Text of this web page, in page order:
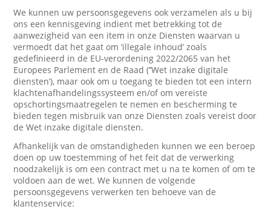
We kunnen uw persoonsgegevens ook verzamelen als u bij
ons een kennisgeving indient met betrekking tot de
aanwezigheid van een item in onze Diensten waarvan u
vermoedt dat het gaat om ‘illegale inhoud’ zoals
gedefinieerd in de EU-verordening 2022/2065 van het
Europees Parlement en de Raad (‘’Wet inzake digitale
diensten’), maar ook om u toegang te bieden tot een intern
klachtenafhandelingssysteem en/of om vereiste
opschortingsmaatregelen te nemen en bescherming te
bieden tegen misbruik van onze Diensten zoals vereist door
de Wet inzake digitale diensten.
Afhankelijk van de omstandigheden kunnen we een beroep
doen op uw toestemming of het feit dat de verwerking
noodzakelijk is om een contract met u na te komen of om te
voldoen aan de wet. We kunnen de volgende
persoonsgegevens verwerken ten behoeve van de
klantenservice: